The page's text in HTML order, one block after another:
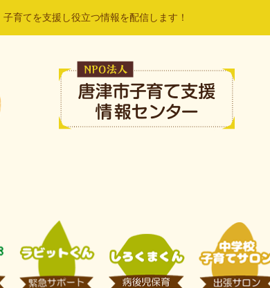
育てを支援し役立つ情報を配信します！